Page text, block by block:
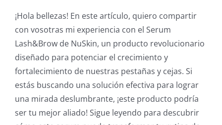
¡Hola bellezas! En este artículo, quiero compartir
con vosotras mi experiencia con el Serum
Lash&Brow de NuSkin, un producto revolucionario
diseñado para potenciar el crecimiento y
fortalecimiento de nuestras pestañas y cejas. Si
estás buscando una solución efectiva para lograr
una mirada deslumbrante, ¡este producto podría
ser tu mejor aliado! Sigue leyendo para descubrir